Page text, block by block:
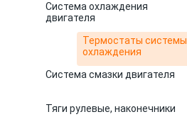
Система охлаждения
двигателя
Термостаты системы
охлаждения
Система смазки двигателя
Тяги рулевые, наконечники